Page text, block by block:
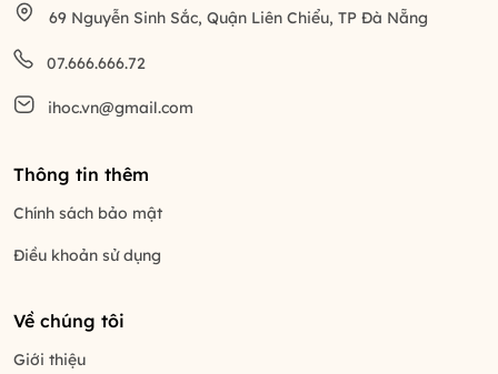
69 Nguyễn Sinh Sắc, Quận Liên Chiểu, TP Đà Nẵng
07.666.666.72
ihoc.vn@gmail.com
Thông tin thêm
Chính sách bảo mật
Điều khoản sử dụng
Về chúng tôi
Giới thiệu